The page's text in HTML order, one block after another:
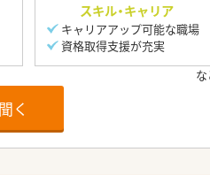
スキル・キャリア
キャリアアップ可能な職場
資格取得支援が充実
く